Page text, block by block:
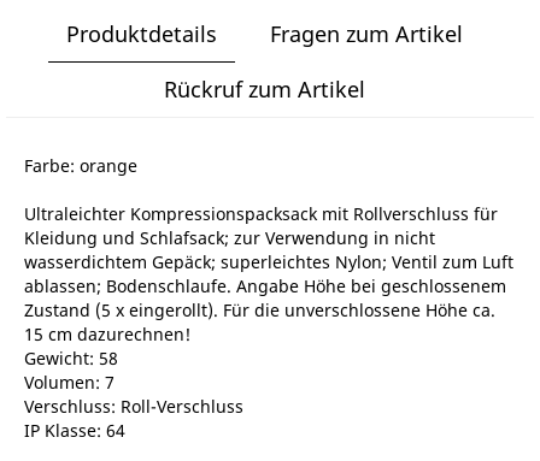
Produktdetails
Fragen zum Artikel
Rückruf zum Artikel
Farbe: orange
Ultraleichter Kompressionspacksack mit Rollverschluss für
Kleidung und Schlafsack; zur Verwendung in nicht
wasserdichtem Gepäck; superleichtes Nylon; Ventil zum Luft
ablassen; Bodenschlaufe. Angabe Höhe bei geschlossenem
Zustand (5 x eingerollt). Für die unverschlossene Höhe ca.
15 cm dazurechnen!
Gewicht: 58
Volumen: 7
Verschluss: Roll-Verschluss
IP Klasse: 64